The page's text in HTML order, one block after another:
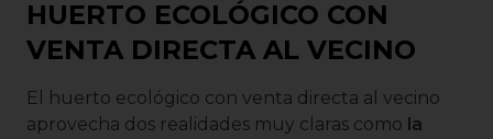
HUERTO ECOLÓGICO CON
VENTA DIRECTA AL VECINO
El huerto ecológico con venta directa al vecino
aprovecha dos realidades muy claras como la